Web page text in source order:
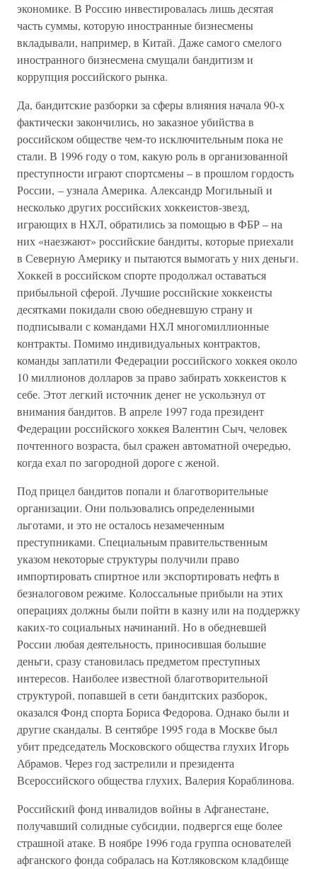
экономике. В Россию инвестировалась лишь десятая
часть суммы, которую иностранные бизнесмены
вкладывали, например, в Китай. Даже самого смелого
иностранного бизнесмена смущали бандитизм и
коррупция российского рынка.
Да, бандитские разборки за сферы влияния начала 90-х
фактически закончились, но заказное убийства в
российском обществе чем-то исключительным пока не
стали. В 1996 году о том, какую роль в организованной
преступности играют спортсмены – в прошлом гордость
России, – узнала Америка. Александр Могильный и
несколько других российских хоккеистов-звезд,
играющих в НХЛ, обратились за помощью в ФБР – на
них «наезжают» российские бандиты, которые приехали
в Северную Америку и пытаются вымогать у них деньги.
Хоккей в российском спорте продолжал оставаться
прибыльной сферой. Лучшие российские хоккеисты
десятками покидали свою обедневшую страну и
подписывали с командами НХЛ многомиллионные
контракты. Помимо индивидуальных контрактов,
команды заплатили Федерации российского хоккея около
10 миллионов долларов за право забирать хоккеистов к
себе. Этот легкий источник денег не ускользнул от
внимания бандитов. В апреле 1997 года президент
Федерации российского хоккея Валентин Сыч, человек
почтенного возраста, был сражен автоматной очередью,
когда ехал по загородной дороге с женой.
Под прицел бандитов попали и благотворительные
организации. Они пользовались определенными
льготами, и это не осталось незамеченным
преступниками. Специальным правительственным
указом некоторые структуры получили право
импортировать спиртное или экспортировать нефть в
безналоговом режиме. Колоссальные прибыли на этих
операциях должны были пойти в казну или на поддержку
каких-то социальных начинаний. Но в обедневшей
России любая деятельность, приносившая большие
деньги, сразу становилась предметом преступных
интересов. Наиболее известной благотворительной
структурой, попавшей в сети бандитских разборок,
оказался Фонд спорта Бориса Федорова. Однако были и
другие скандалы. В сентябре 1995 года в Москве был
убит председатель Московского общества глухих Игорь
Абрамов. Через год застрелили и президента
Всероссийского общества глухих, Валерия Кораблинова.
Российский фонд инвалидов войны в Афганестане,
получавший солидные субсидии, подвергся еще более
страшной атаке. В ноябре 1996 года группа основателей
афганского фонда собралась на Котляковском кладбище